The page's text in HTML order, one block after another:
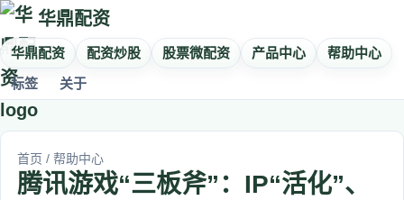
华鼎配资
华鼎配资 配资炒股 股票微配资 产品中心
帮助中心
标签
关于
首页 / 帮助中心
腾讯游戏“三板斧”：IP“活化”、